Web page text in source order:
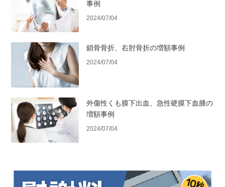
事例
2024/07/04
鎖骨骨折、右肘骨折の増額事例
2024/07/04
外傷性くも膜下出血、急性硬膜下血腫の
増額事例
2024/07/04